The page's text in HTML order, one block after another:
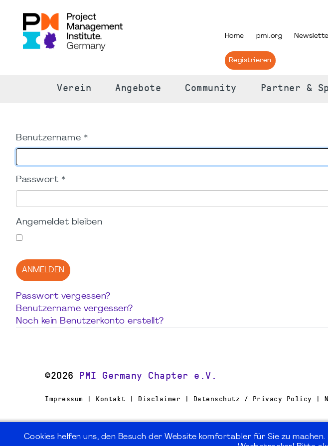
Home pmi.org
Registrieren
Verein Angebote Community Partner &
Benutzername *
Passwort *
Angemeldet bleiben
ANMELDEN
Passwort vergessen?
Benutzername vergessen?
Noch kein Benutzerkonto erstellt?
©2026 PMI Germany Chapter e.V.
Impressum | Kontakt | Disclaimer | Datenschutz / Privacy Policy |
Cookies helfen uns, den Besuch der Website komfortabler für Sie zu